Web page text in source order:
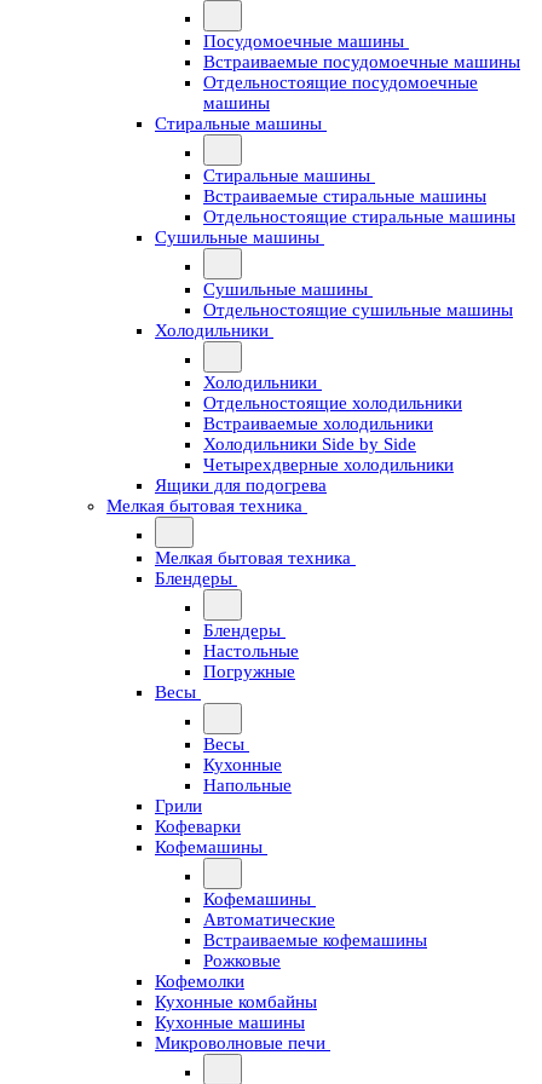
Посудомоечные машины
Встраиваемые посудомоечные машины
Отдельностоящие посудомоечные
машины
Стиральные машины
Стиральные машины
Встраиваемые стиральные машины
Отдельностоящие стиральные машины
Сушильные машины
Сушильные машины
Отдельностоящие сушильные машины
Холодильники
Холодильники
Отдельностоящие холодильники
Встраиваемые холодильники
Холодильники Side by Side
Четырехдверные холодильники
Ящики для подогрева
Мелкая бытовая техника
Мелкая бытовая техника
Блендеры
Блендеры
Настольные
Погружные
Весы
Весы
Кухонные
Напольные
Грили
Кофеварки
Кофемашины
Кофемашины
Автоматические
Встраиваемые кофемашины
Рожковые
Кофемолки
Кухонные комбайны
Кухонные машины
Микроволновые печи